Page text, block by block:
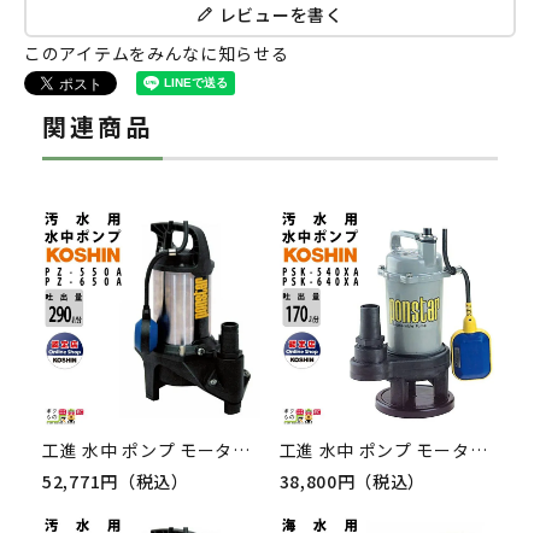
レビューを書く
このアイテムをみんなに知らせる
関連商品
工進 水中 ポンプ モーター PZ-550A PZ-650A AC100V 100V コーシン 50Hz 60Hz 吐出口径50mm 吐出量305L/分 290L/分 全揚程9m 10m
52,771円（税込）
工進 水中 ポンプ モーター PSK-540XA PSK-640XA AC100V 100V コーシン 50Hz 60Hz 吐出口径40mm 吐出量170L/分 全揚程5m 6m
38,800円（税込）